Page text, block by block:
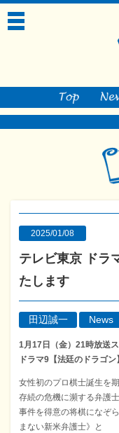
toggle
2025/01/08
テレビ東京 ドラ
たします
田辺誠一 News
1月17日（金）21時放送ス
ドラマ9【法廷のドラゴン】
女性初のプロ棋士誕生を
存続の危機に瀕する弁護
事件を得意の将棋になぞ
まない新米弁護士》と